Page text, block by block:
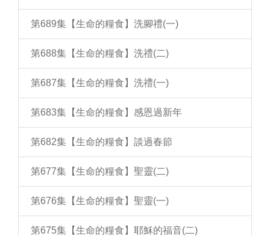
第689集【生命的糧食】洗腳禮(一)
第688集【生命的糧食】洗禮(二)
第687集【生命的糧食】洗禮(一)
第683集【生命的糧食】感恩過新年
第682集【生命的糧食】談過春節
第677集【生命的糧食】聖靈(二)
第676集【生命的糧食】聖靈(一)
第675集【生命的糧食】耶穌的福音(二)